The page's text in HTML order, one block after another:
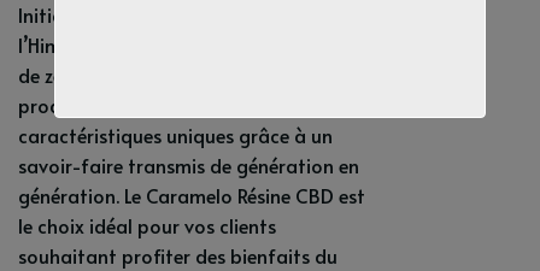
Initialement cultivée sur les flancs de
l’Himalaya, cette résine est synonyme
de zen et plénitude. Aujourd’hui
produite en Europe, elle conserve ses
caractéristiques uniques grâce à un
savoir-faire transmis de génération en
génération. Le Caramelo Résine CBD est
le choix idéal pour vos clients
souhaitant profiter des bienfaits du